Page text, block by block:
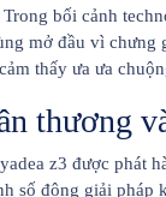
bối cảnh
mở đầu vì chưng
thấy ưa ưa
thương
z3 được phát
số đông giải